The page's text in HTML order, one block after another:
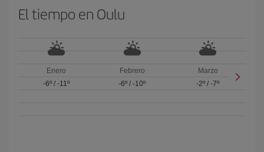
El tiempo en Oulu
Enero
-6º/ -11º
Febrero
-6º / -10º
Marzo
-2º /-7º